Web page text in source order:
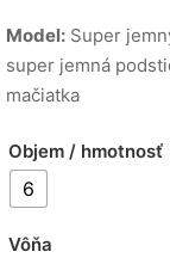
Model:Super
super jemná
mačiatka
Objem / hmotnosť
6
Vôňa